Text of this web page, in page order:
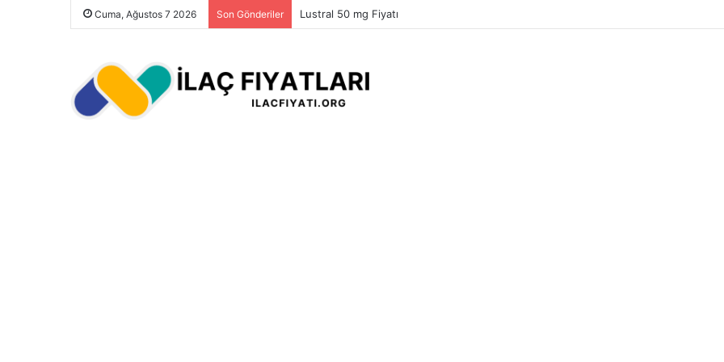
Cuma, Ağustos 7 2026 Son Gönderiler Roundup Ot İlacı Fiyatı 2023